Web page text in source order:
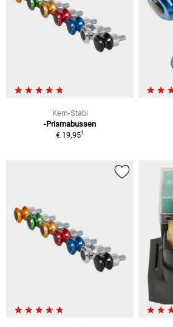
Kern-Stabi
-Prismabussen
€ 19,951